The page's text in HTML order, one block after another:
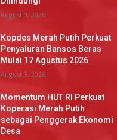
August 9, 2026
Kopdes Merah Putih Perkuat
Penyaluran Bansos Beras
Mulai 17 Agustus 2026
August 9, 2026
Momentum HUT RI Perkuat
Koperasi Merah Putih
sebagai Penggerak Ekonomi
Desa